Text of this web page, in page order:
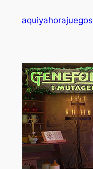
aquiyahorajuegos